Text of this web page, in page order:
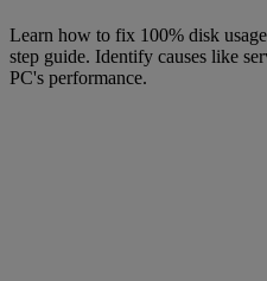
Learn how to fix 100% disk
step guide. Identify causes like
PC's performance.